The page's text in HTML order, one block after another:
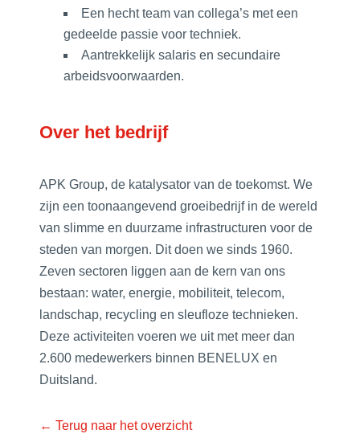
Een hecht team van collega’s met een
gedeelde passie voor techniek.
Aantrekkelijk salaris en secundaire
arbeidsvoorwaarden.
Over het bedrijf
APK Group, de katalysator van de toekomst. We
zijn een toonaangevend groeibedrijf in de wereld
van slimme en duurzame infrastructuren voor de
steden van morgen. Dit doen we sinds 1960.
Zeven sectoren liggen aan de kern van ons
bestaan: water, energie, mobiliteit, telecom,
landschap, recycling en sleufloze technieken.
Deze activiteiten voeren we uit met meer dan
2.600 medewerkers binnen BENELUX en
Duitsland.
← Terug naar het overzicht